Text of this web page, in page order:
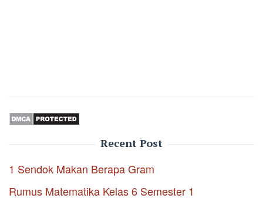
Recent Post
1 Sendok Makan Berapa Gram
Rumus Matematika Kelas 6 Semester 1